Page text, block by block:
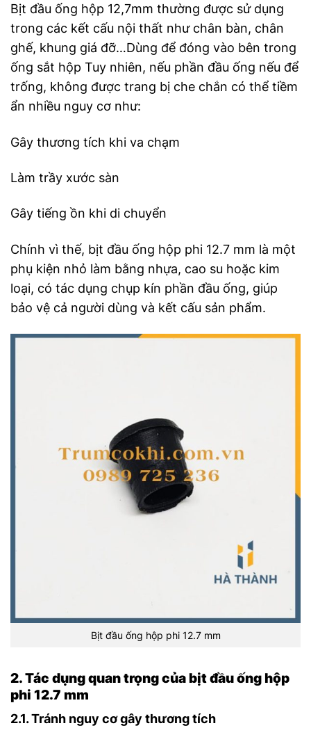
Bịt đầu ống hộp 12,7mm thường được sử dụng
trong các kết cấu nội thất như chân bàn, chân
ghế, khung giá đỡ…Dùng để đóng vào bên trong
ống sắt hộp Tuy nhiên, nếu phần đầu ống nếu để
trống, không được trang bị che chắn có thể tiềm
ẩn nhiều nguy cơ như:
Gây thương tích khi va chạm
Làm trầy xước sàn
Gây tiếng ồn khi di chuyển
Chính vì thế, bịt đầu ống hộp phi 12.7 mm là một
phụ kiện nhỏ làm bằng nhựa, cao su hoặc kim
loại, có tác dụng chụp kín phần đầu ống, giúp
bảo vệ cả người dùng và kết cấu sản phẩm.
Bịt đầu ống hộp phi 12.7 mm
2. Tác dụng quan trọng của bịt đầu ống hộp
phi 12.7 mm
2.1. Tránh nguy cơ gây thương tích